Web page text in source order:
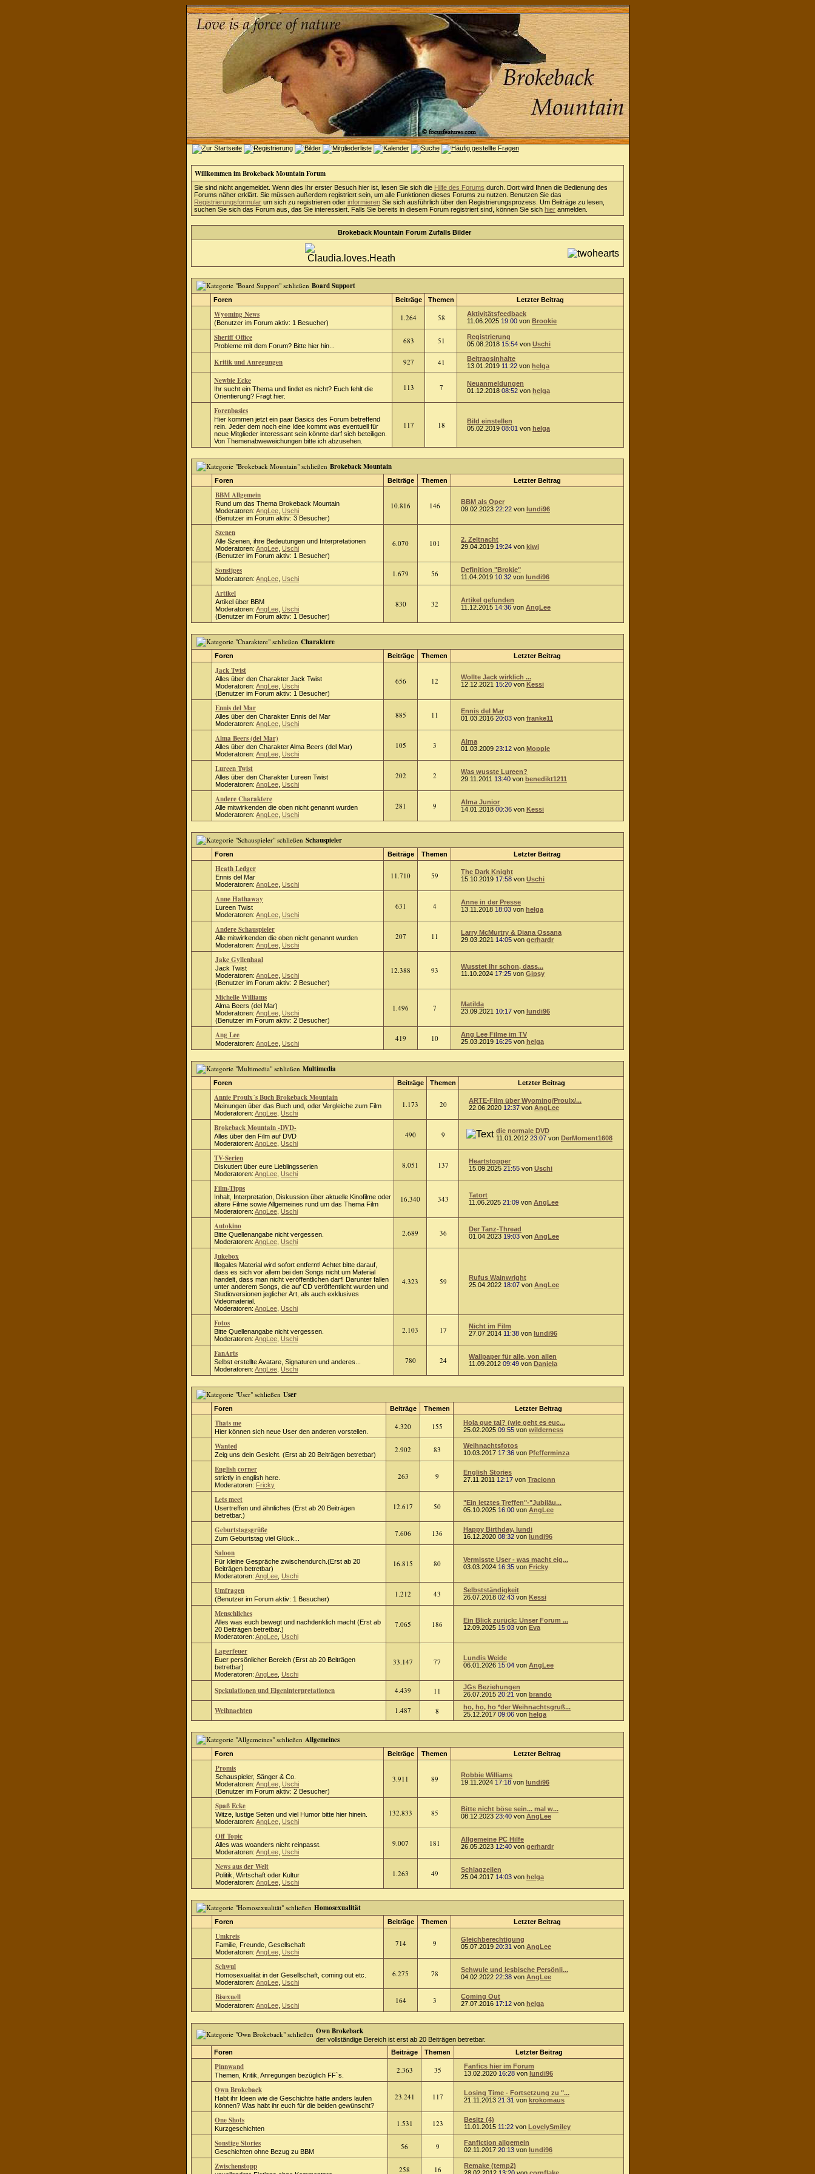
Willkommen im Brokeback Mountain Forum
Sie sind nicht angemeldet. Wenn dies Ihr erster Besuch hier ist, lesen Sie sich die Hilfe des Forums durch. Dort wird Ihnen die Bedienung des
Forums näher erklärt. Sie müssen außerdem registriert sein, um alle Funktionen dieses Forums zu nutzen. Benutzen Sie das
Registrierungsformular um sich zu registrieren oder informieren Sie sich ausführlich über den Registrierungsprozess. Um Beiträge zu lesen,
suchen Sie sich das Forum aus, das Sie interessiert. Falls Sie bereits in diesem Forum registriert sind, können Sie sich hier anmelden.
Brokeback Mountain Forum Zufalls Bilder
Board Support
Foren Beiträge Themen Letzter Beitrag
Wyoming News
(Benutzer im Forum aktiv: 1 Besucher)
1.264 58
Aktivitätsfeedback
11.06.2025 19:00 von Brookie
Sheriff Office
Probleme mit dem Forum? Bitte hier hin...
683 51
Registrierung
05.08.2018 15:54 von Uschi
Kritik und Anregungen 927 41
Beitragsinhalte
13.01.2019 11:22 von helga
Newbie Ecke
Ihr sucht ein Thema und findet es nicht? Euch fehlt die
Orientierung? Fragt hier.
113 7
Neuanmeldungen
01.12.2018 08:52 von helga
Forenbasics
Hier kommen jetzt ein paar Basics des Forum betreffend
rein. Jeder dem noch eine Idee kommt was eventuell für
neue Mitglieder interessant sein könnte darf sich beteiligen.
Von Themenabweweichungen bitte ich abzusehen.
117 18
Bild einstellen
05.02.2019 08:01 von helga
Brokeback Mountain
Foren Beiträge Themen Letzter Beitrag
BBM Allgemein
Rund um das Thema Brokeback Mountain
Moderatoren: AngLee Uschi
(Benutzer im Forum aktiv: 3 Besucher)
10.816 146
BBM als Oper
09.02.2023 22:22 von lundi96
Szenen
Alle Szenen, ihre Bedeutungen und Interpretationen
Moderatoren: AngLee Uschi
(Benutzer im Forum aktiv: 1 Besucher)
6.070 101
2. Zeltnacht
29.04.2019 19:24 von kiwi
Sonstiges
Moderatoren: AngLee Uschi
1.679 56
Definition "Brokie"
11.04.2019 10:32 von lundi96
Artikel
Artikel über BBM
Moderatoren: AngLee Uschi
(Benutzer im Forum aktiv: 1 Besucher)
830 32
Artikel gefunden
11.12.2015 14:36 von AngLee
Charaktere
Foren Beiträge Themen Letzter Beitrag
Jack Twist
Alles über den Charakter Jack Twist
Moderatoren: AngLee Uschi
(Benutzer im Forum aktiv: 1 Besucher)
656 12
Wollte Jack wirklich ...
12.12.2021 15:20 von Kessi
Ennis del Mar
Alles über den Charakter Ennis del Mar
Moderatoren: AngLee Uschi
885 11
Ennis del Mar
01.03.2016 20:03 von franke11
Alma Beers (del Mar)
Alles über den Charakter Alma Beers (del Mar)
Moderatoren: AngLee Uschi
105 3
Alma
01.03.2009 23:12 von Mopple
Lureen Twist
Alles über den Charakter Lureen Twist
Moderatoren: AngLee Uschi
202 2
Was wusste Lureen?
29.11.2011 13:40 von benedikt1211
Andere Charaktere
Alle mitwirkenden die oben nicht genannt wurden
Moderatoren: AngLee Uschi
281 9
Alma Junior
14.01.2018 00:36 von Kessi
Schauspieler
Foren Beiträge Themen Letzter Beitrag
Heath Ledger
Ennis del Mar
Moderatoren: AngLee Uschi
11.710 59
The Dark Knight
15.10.2019 17:58 von Uschi
Anne Hathaway
Lureen Twist
Moderatoren: AngLee Uschi
631 4
Anne in der Presse
13.11.2018 18:03 von helga
Andere Schauspieler
Alle mitwirkenden die oben nicht genannt wurden
Moderatoren: AngLee Uschi
207 11
Larry McMurtry & Diana Ossana
29.03.2021 14:05 von gerhardr
Jake Gyllenhaal
Jack Twist
Moderatoren: AngLee Uschi
(Benutzer im Forum aktiv: 2 Besucher)
12.388 93
Wusstet Ihr schon, dass...
11.10.2024 17:25 von Gipsy
Michelle Williams
Alma Beers (del Mar)
Moderatoren: AngLee Uschi
(Benutzer im Forum aktiv: 2 Besucher)
1.496 7
Matilda
23.09.2021 10:17 von lundi96
Ang Lee
Moderatoren: AngLee Uschi
419 10
Ang Lee Filme im TV
25.03.2019 16:25 von helga
Multimedia
Foren Beiträge Themen Letzter Beitrag
Annie Proulx´s Buch Brokeback Mountain
Meinungen über das Buch und, oder Vergleiche zum Film
Moderatoren: AngLee Uschi
1.173 20
ARTE-Film über Wyoming/Proulx/...
22.06.2020 12:37 von AngLee
Brokeback Mountain -DVD-
Alles über den Film auf DVD
Moderatoren: AngLee Uschi
490 9
die normale DVD
11.01.2012 23:07 von DerMoment1608
TV-Serien
Diskutiert über eure Lieblingsserien
Moderatoren: AngLee Uschi
8.051 137
Heartstopper
15.09.2025 21:55 von Uschi
Film-Tipps
Inhalt, Interpretation, Diskussion über aktuelle Kinofilme oder
ältere Filme sowie Allgemeines rund um das Thema Film
Moderatoren: AngLee Uschi
16.340 343
Tatort
11.06.2025 21:09 von AngLee
Autokino
Bitte Quellenangabe nicht vergessen.
Moderatoren: AngLee Uschi
2.689 36
Der Tanz-Thread
01.04.2023 19:03 von AngLee
Jukebox
lllegales Material wird sofort entfernt! Achtet bitte darauf,
dass es sich vor allem bei den Songs nicht um Material
handelt, dass man nicht veröffentlichen darf! Darunter fallen
unter anderem Songs, die auf CD veröffentlicht wurden und
Studioversionen jeglicher Art, als auch exklusives
Videomaterial.
Moderatoren: AngLee Uschi
4.323 59
Rufus Wainwright
25.04.2022 18:07 von AngLee
Fotos
Bitte Quellenangabe nicht vergessen.
Moderatoren: AngLee Uschi
2.103 17
Nicht im Film
27.07.2014 11:38 von lundi96
FanArts
Selbst erstellte Avatare, Signaturen und anderes...
Moderatoren: AngLee Uschi
780 24
Wallpaper für alle, von allen
11.09.2012 09:49 von Daniela
User
Foren Beiträge Themen Letzter Beitrag
Thats me
Hier können sich neue User den anderen vorstellen.
4.320 155
Hola que tal? (wie geht es euc...
25.02.2025 09:55 von wilderness
Wanted
Zeig uns dein Gesicht. (Erst ab 20 Beiträgen betretbar)
2.902 83
Weihnachtsfotos
10.03.2017 17:36 von Pfefferminza
English corner
strictly in english here.
Moderatoren: Fricky
263 9
English Stories
27.11.2011 12:17 von Tracionn
Lets meet
Usertreffen und ähnliches (Erst ab 20 Beiträgen
betretbar.)
12.617 50
"Ein letztes Treffen"-"Jubiläu...
05.10.2025 16:00 von AngLee
Geburtstagsgrüße
Zum Geburtstag viel Glück...
7.606 136
Happy Birthday, lundi
16.12.2020 08:32 von lundi96
Saloon
Für kleine Gespräche zwischendurch.(Erst ab 20
Beiträgen betretbar)
Moderatoren: AngLee Uschi
16.815 80
Vermisste User - was macht eig...
03.03.2024 16:35 von Fricky
Umfragen
(Benutzer im Forum aktiv: 1 Besucher)
1.212 43
Selbstständigkeit
26.07.2018 02:43 von Kessi
Menschliches
Alles was euch bewegt und nachdenklich macht (Erst ab
20 Beiträgen betretbar.)
Moderatoren: AngLee Uschi
7.065 186
Ein Blick zurück: Unser Forum ...
12.09.2025 15:03 von Eva
Lagerfeuer
Euer persönlicher Bereich (Erst ab 20 Beiträgen
betretbar)
Moderatoren: AngLee Uschi
33.147 77
Lundis Weide
06.01.2026 15:04 von AngLee
Spekulationen und Eigeninterpretationen 4.439 11
JGs Beziehungen
26.07.2015 20:21 von brando
Weihnachten 1.487 8
ho, ho, ho *der Weihnachtsgruß...
25.12.2017 09:06 von helga
Allgemeines
Foren Beiträge Themen Letzter Beitrag
Promis
Schauspieler, Sänger & Co.
Moderatoren: AngLee Uschi
(Benutzer im Forum aktiv: 2 Besucher)
3.911 89
Robbie Williams
19.11.2024 17:18 von lundi96
Spaß Ecke
Witze, lustige Seiten und viel Humor bitte hier hinein.
Moderatoren: AngLee Uschi
132.833 85
Bitte nicht böse sein... mal w...
08.12.2023 23:40 von AngLee
Off Topic
Alles was woanders nicht reinpasst.
Moderatoren: AngLee Uschi
9.007 181
Allgemeine PC Hilfe
26.05.2023 12:40 von gerhardr
News aus der Welt
Politik, Wirtschaft oder Kultur
Moderatoren: AngLee Uschi
1.263 49
Schlagzeilen
25.04.2017 14:03 von helga
Homosexualität
Foren Beiträge Themen Letzter Beitrag
Umkreis
Familie, Freunde, Gesellschaft
Moderatoren: AngLee Uschi
714 9
Gleichberechtigung
05.07.2019 20:31 von AngLee
Schwul
Homosexualität in der Gesellschaft, coming out etc.
Moderatoren: AngLee Uschi
6.275 78
Schwule und lesbische Persönli...
04.02.2022 22:38 von AngLee
Bisexuell
Moderatoren: AngLee Uschi
164 3
Coming Out
27.07.2016 17:12 von helga
Own Brokeback
der vollständige Bereich ist erst ab 20 Beiträgen betretbar.
Foren
Beiträge Themen Letzter Beitrag
Pinnwand
Themen, Kritik, Anregungen bezüglich FF`s.
2.363 35
Fanfics hier im Forum
13.02.2020 16:28 von lundi96
Own Brokeback
Habt ihr Ideen wie die Geschichte hätte anders laufen
können? Was habt ihr euch für die beiden gewünscht?
23.241 117
Losing Time - Fortsetzung zu "...
21.11.2013 21:31 von krokomaus
One Shots
Kurzgeschichten
1.531 123
Besitz (4)
11.01.2015 11:22 von LovelySmiley
Sonstige Stories
Geschichten ohne Bezug zu BBM
56 9
Fanfiction allgemein
02.11.2017 20:13 von lundi96
Zwischenstopp 258 16
Remake (temp2)